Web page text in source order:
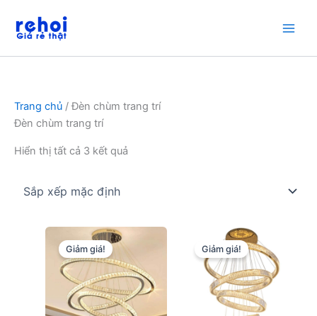
dung
Trang chủ / Đèn chùm trang trí
Đèn chùm trang trí
Hiển thị tất cả 3 kết quả
Giảm giá! Giảm giá!